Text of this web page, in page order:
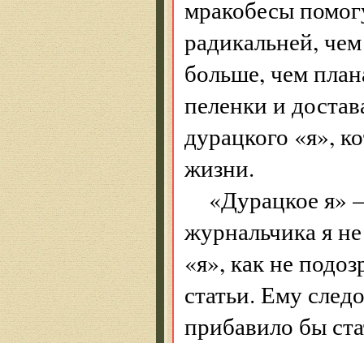
мракобесы
радикальней,
больше, чем
пеленки и
дурацкого «я»,
жизни.
«Дурацкое я»
журнальчика я
«я», как не
статьи. Ему
прибавило бы